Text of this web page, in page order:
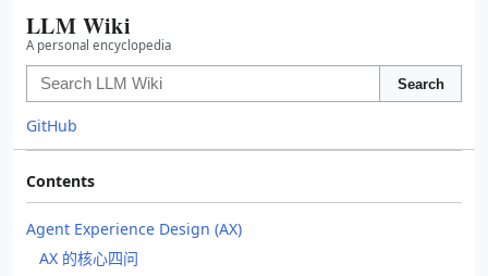
LLM Wiki
A personal encyclopedia
Search
GitHub
Contents
Agent Experience Design (AX)
AX 的核心四问